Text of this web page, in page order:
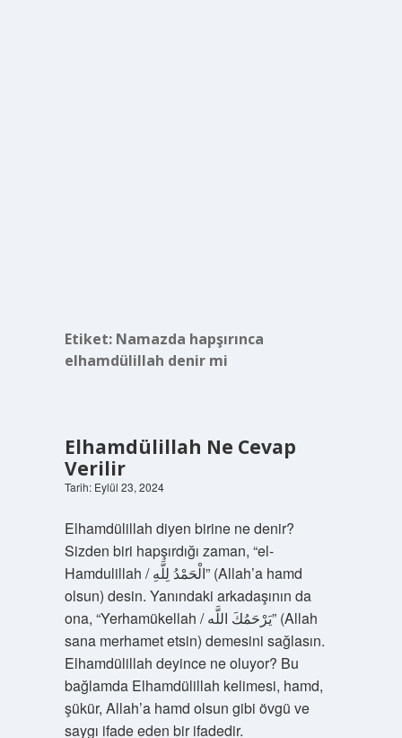
Etiket: Namazda hapşırınca
elhamdülillah denir mi
Elhamdülillah Ne Cevap
Verilir
Tarih: Eylül 23, 2024
Elhamdülillah diyen birine ne denir?
Sizden biri hapşırdığı zaman, “el-
Hamdulillah / الْحَمْدُ لِلَّهِ” (Allah’a hamd
olsun) desin. Yanındaki arkadaşının da
ona, “Yerhamükellah / يَرْحَمُكَ اللَّه” (Allah
sana merhamet etsin) demesini sağlasın.
Elhamdülillah deyince ne oluyor? Bu
bağlamda Elhamdülillah kelimesi, hamd,
şükür, Allah’a hamd olsun gibi övgü ve
saygı ifade eden bir ifadedir.